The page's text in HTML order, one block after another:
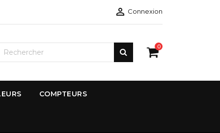
 Connexion
0
COMPTEURS